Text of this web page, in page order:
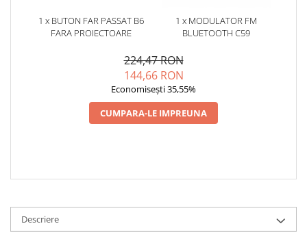
1 x BUTON FAR PASSAT B6
FARA PROIECTOARE
1 x MODULATOR FM
BLUETOOTH C59
224,47 RON
144,66 RON
Economisești 35,55%
CUMPARA-LE IMPREUNA
Descriere